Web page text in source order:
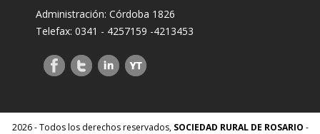
Administración: Córdoba 1826
Telefax: 0341 - 4257159 -4213453
2026 - Todos los derechos reservados, SOCIEDAD RURAL DE ROSARIO -